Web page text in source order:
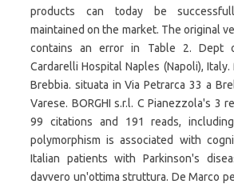
products can today be
maintained on the market. The original
contains an error in Table 2. Dept
Cardarelli Hospital Naples (Napoli),
Brebbia. situata in Via Petrarca 33 a
Varese. BORGHI s.r.l. C Pianezzola's 3
99 citations and 191 reads,
polymorphism is associated with
Italian patients with Parkinson's
davvero un'ottima struttura. De Marco